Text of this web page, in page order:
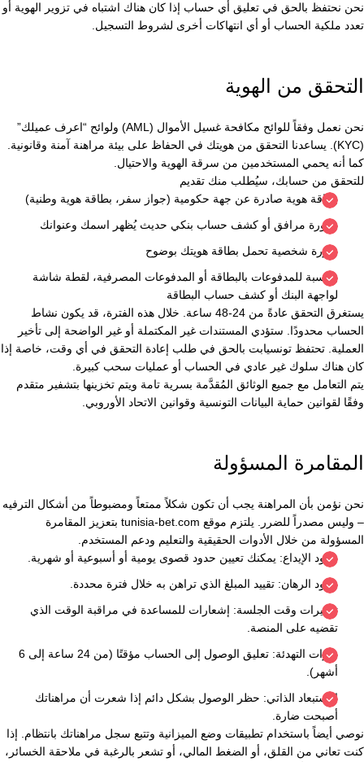
نحن نحتفظ بالحق في تعليق أي حساب إذا كان هناك اشتباه في تزوير الهوية أو
تعدد ملكية الحساب أو أي انتهاكات أخرى لشروط التسجيل.
التحقق من الهوية
نحن نعمل وفقاً للوائح مكافحة غسيل الأموال (AML) ولوائح “اعرف عميلك”
(KYC). يساعدنا التحقق من هويتك في الحفاظ على بيئة مراهنة آمنة وقانونية.
كما أنه يحمي المستخدمين من سرقة الهوية والاحتيال.
للتحقق من حسابك، سيُطلب منك تقديم
بطاقة هوية صادرة عن جهة حكومية (جواز سفر، بطاقة هوية وطنية)
فاتورة مرافق أو كشف حساب بنكي حديث يُظهر اسمك وعنوانك
صورة شخصية تحمل بطاقة هويتك بوضوح
بالنسبة للمدفوعات بالبطاقة أو المدفوعات المصرفية، لقطة شاشة
لواجهة البنك أو كشف حساب البطاقة
يستغرق التحقق عادةً من 24-48 ساعة. خلال هذه الفترة، قد يكون نشاط
الحساب محدودًا. ستؤدي المستندات غير المكتملة أو غير الواضحة إلى تأخير
العملية. تحتفظ تونسيابت بالحق في طلب إعادة التحقق في أي وقت، خاصة إذا
كان هناك سلوك غير عادي في الحساب أو عمليات سحب كبيرة.
يتم التعامل مع جميع الوثائق المُقدَّمة بسرية تامة ويتم تخزينها بتشفير متقدم
وفقًا لقوانين حماية البيانات التونسية وقوانين الاتحاد الأوروبي.
المقامرة المسؤولة
نحن نؤمن بأن المراهنة يجب أن تكون شكلاً ممتعاً ومضبوطاً من أشكال الترفيه
– وليس مصدراً للضرر. يلتزم موقع tunisia-bet.com بتعزيز المقامرة
المسؤولة من خلال الأدوات الحقيقية والتعليم ودعم المستخدم.
حدود الإيداع: يمكنك تعيين حدود قصوى يومية أو أسبوعية أو شهرية.
حدود الرهان: تقييد المبلغ الذي تراهن به خلال فترة محددة.
تذكيرات وقت الجلسة: إشعارات للمساعدة في مراقبة الوقت الذي
تقضيه على المنصة.
فترات التهدئة: تعليق الوصول إلى الحساب مؤقتًا (من 24 ساعة إلى 6
أشهر).
الاستبعاد الذاتي: حظر الوصول بشكل دائم إذا شعرت أن مراهناتك
أصبحت ضارة.
نوصي أيضاً باستخدام تطبيقات وضع الميزانية وتتبع سجل مراهناتك بانتظام. إذا
كنت تعاني من القلق، أو الضغط المالي، أو تشعر بالرغبة في ملاحقة الخسائر،